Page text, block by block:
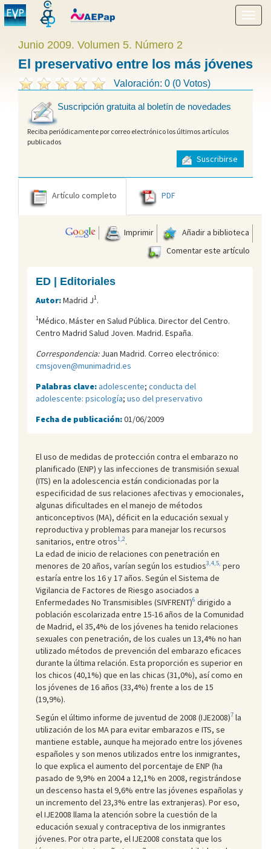
menú
Junio 2009. Volumen 5. Número 2
El preservativo entre los más jóvenes
Valoración: 0 (0 Votos)
Suscripción gratuita al boletín de novedades
Reciba periódicamente por correo electrónico los últimos artículos
publicados
Suscribirse
Artículo completo PDF
Imprimir
Añadir a biblioteca
Comentar este artículo
ED | Editoriales
Autor:Madrid J1.
1Médico. Máster en Salud Pública. Director del Centro.
Centro Madrid Salud Joven. Madrid. España.
Correspondencia:Juan Madrid. Correo electrónico:
cmsjoven@munimadrid.es
Palabras clave:adolescente; conducta del
adolescente: psicología; uso del preservativo
Fecha de publicación:01/06/2009
El uso de medidas de protección contra el embarazo no
planificado (ENP) y las infecciones de transmisión sexual
(ITS) en la adolescencia están condicionadas por la
especificidad de sus relaciones afectivas y emocionales,
algunas dificultades en el manejo de métodos
anticonceptivos (MA), déficit en la educación sexual y
reproductiva y problemas para manejar los recursos
sanitarios, entre otros1,2.
La edad de inicio de relaciones con penetración en
menores de 20 años, varían según los estudios3,4,5, pero
estaría entre los 16 y 17 años. Según el Sistema de
Vigilancia de Factores de Riesgo asociados a
Enfermedades No Transmisibles (SIVFRENT)6 dirigido a
población escolarizada entre 15-16 años de la Comunidad
de Madrid, el 35,4% de los jóvenes ha tenido relaciones
sexuales con penetración, de los cuales un 13,4% no han
utilizado métodos de prevención del embarazo eficaces
durante la última relación. Esta proporción es superior en
los chicos (40,1%) que en las chicas (31,0%), así como en
los jóvenes de 16 años (33,4%) frente a los de 15
(19,9%).
Según el último informe de juventud de 2008 (IJE2008)7 la
utilización de los MA para evitar embarazos e ITS, se
mantiene estable, aunque ha mejorado entre los jóvenes
españoles y son menos utilizados entre los inmigrantes,
lo que explica el aumento del porcentaje de ENP (ha
pasado de 9,9% en 2004 a 12,1% en 2008, registrándose
un descenso hasta el 9,6% entre las jóvenes españolas y
un incremento del 23,3% entre las extranjeras). Por eso,
el IJE2008 llama la atención sobre la cuestión de la
educación sexual y contraceptiva de los inmigrantes
jóvenes. Por otra parte, el IJE2008 constata que los